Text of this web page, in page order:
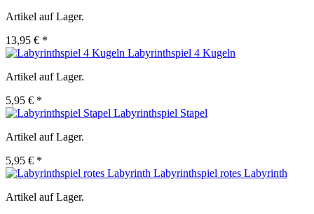
Artikel auf Lager.
13,95 € *
Labyrinthspiel 4 Kugeln
Artikel auf Lager.
5,95 € *
Labyrinthspiel Stapel
Artikel auf Lager.
5,95 € *
Labyrinthspiel rotes Labyrinth
Artikel auf Lager.